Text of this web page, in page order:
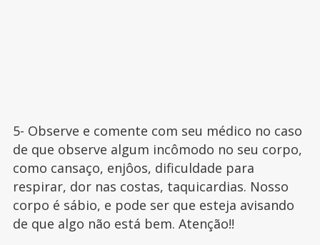
5- Observe e comente com seu médico no caso
de que observe algum incômodo no seu corpo,
como cansaço, enjôos, dificuldade para
respirar, dor nas costas, taquicardias. Nosso
corpo é sábio, e pode ser que esteja avisando
de que algo não está bem. Atenção!!